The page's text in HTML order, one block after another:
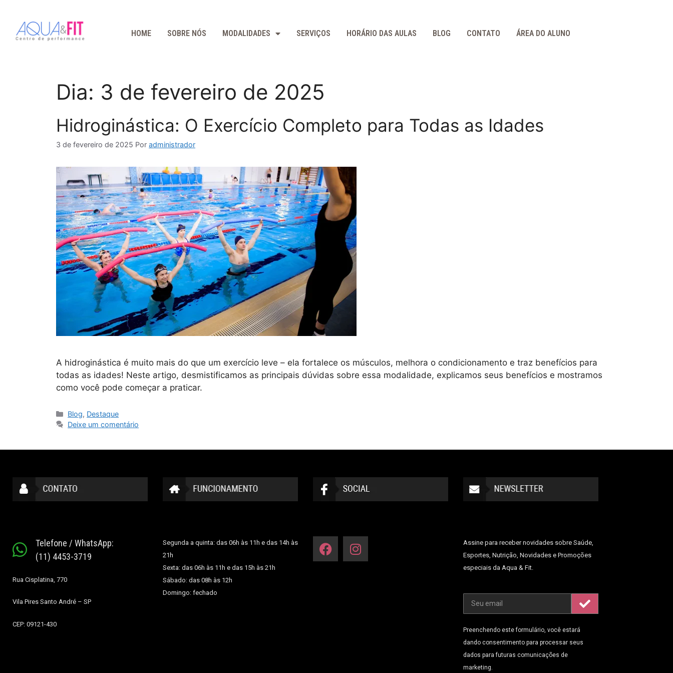
HOME SOBRE NÓS MODALIDADES SERVIÇOS HORÁRIO DAS AULAS BLOG CONTATO ÁREA DO ALUNO
Dia: 3 de fevereiro de 2025
Hidroginástica: O Exercício Completo para Todas as Idades
3 de fevereiro de 2025 Por administrador
A hidroginástica é muito mais do que um exercício leve – ela fortalece os músculos, melhora o condicionamento e traz benefícios para
todas as idades! Neste artigo, desmistificamos as principais dúvidas sobre essa modalidade, explicamos seus benefícios e mostramos
como você pode começar a praticar.
Blog, Destaque
Deixe um comentário
Telefone / WhatsApp:
(11) 4453-3719
Rua Cisplatina, 770
Vila Pires Santo André – SP
CEP: 09121-430
Segunda a quinta: das 06h às 11h e das 14h às
21h
Sexta: das 06h às 11h e das 15h às 21h
Sábado: das 08h às 12h
Domingo: fechado
Assine para receber novidades sobre Saúde,
Esportes, Nutrição, Novidades e Promoções
especiais da Aqua & Fit.
Preenchendo este formulário, você estará
dando consentimento para processar seus
dados para futuras comunicações de
marketing.